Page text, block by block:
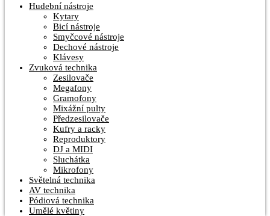
Hudební nástroje
Kytary
Bicí nástroje
Smyčcové nástroje
Dechové nástroje
Klávesy
Zvuková technika
Zesilovače
Megafony
Gramofony
Mixážní pulty
Předzesilovače
Kufry a racky
Reproduktory
DJ a MIDI
Sluchátka
Mikrofony
Světelná technika
AV technika
Pódiová technika
Umělé květiny